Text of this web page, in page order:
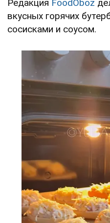
Редакция FoodOboz
вкусных горячих
сосисками и соусом.